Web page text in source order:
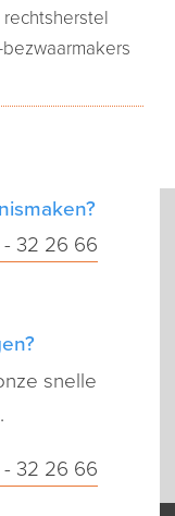
- 32 26 66
snelle
- 32 26 66